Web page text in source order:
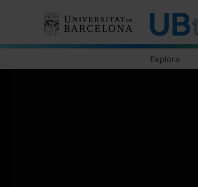
Explora